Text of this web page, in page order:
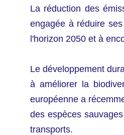
La réduction des
engagée à réduire
l'horizon 2050 et à
Le développement
à améliorer la
européenne a
des espèces
transports.